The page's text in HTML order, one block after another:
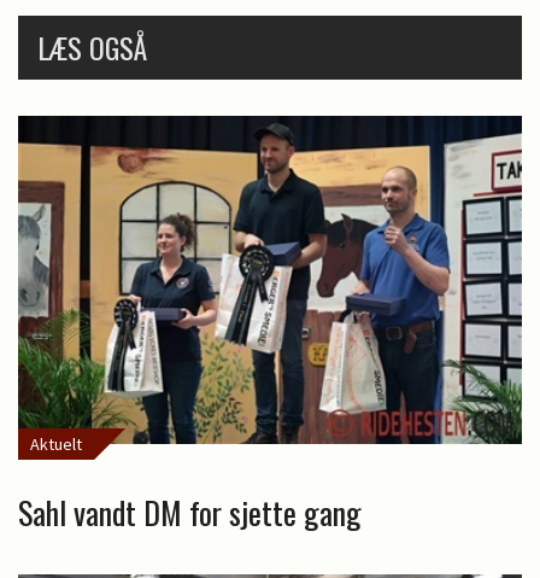
LÆS OGSÅ
Aktuelt
Sahl vandt DM for sjette gang